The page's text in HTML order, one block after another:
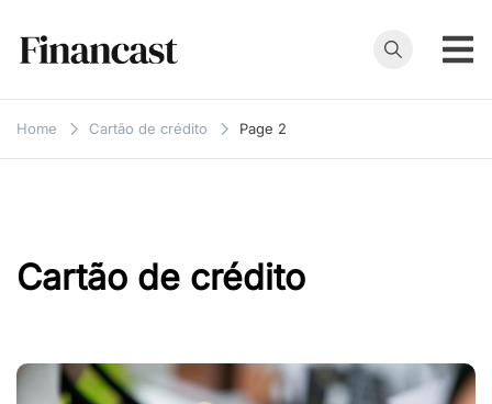
Financast
empréstimos,
avaliações e
resenhas de
Home Cartão de crédito Page 2
Cartão de crédito